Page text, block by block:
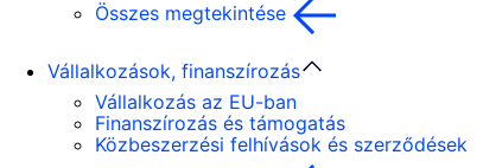
Összes megtekintése
Vállalkozások, finanszírozás
Vállalkozás az EU-ban
Finanszírozás és támogatás
Közbeszerzési felhívások és szerződések